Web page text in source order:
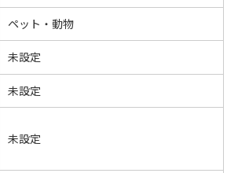
ペット・動物
未設定
未設定
未設定